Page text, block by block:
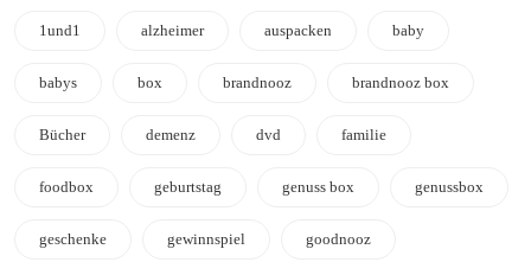
1und1 alzheimer auspacken baby
babys box brandnooz brandnooz box
Bücher demenz dvd familie
foodbox geburtstag genuss box genussbox
geschenke gewinnspiel goodnooz